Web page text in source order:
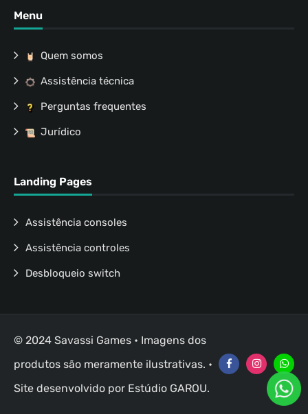
Menu
Quem somos
Assistência técnica
Perguntas frequentes
Jurídico
Landing Pages
Assistência consoles
Assistência controles
Desbloqueio switch
© 2024 Savassi Games • Imagens dos
produtos são meramente ilustrativas. •
Site desenvolvido por Estúdio GAROU.